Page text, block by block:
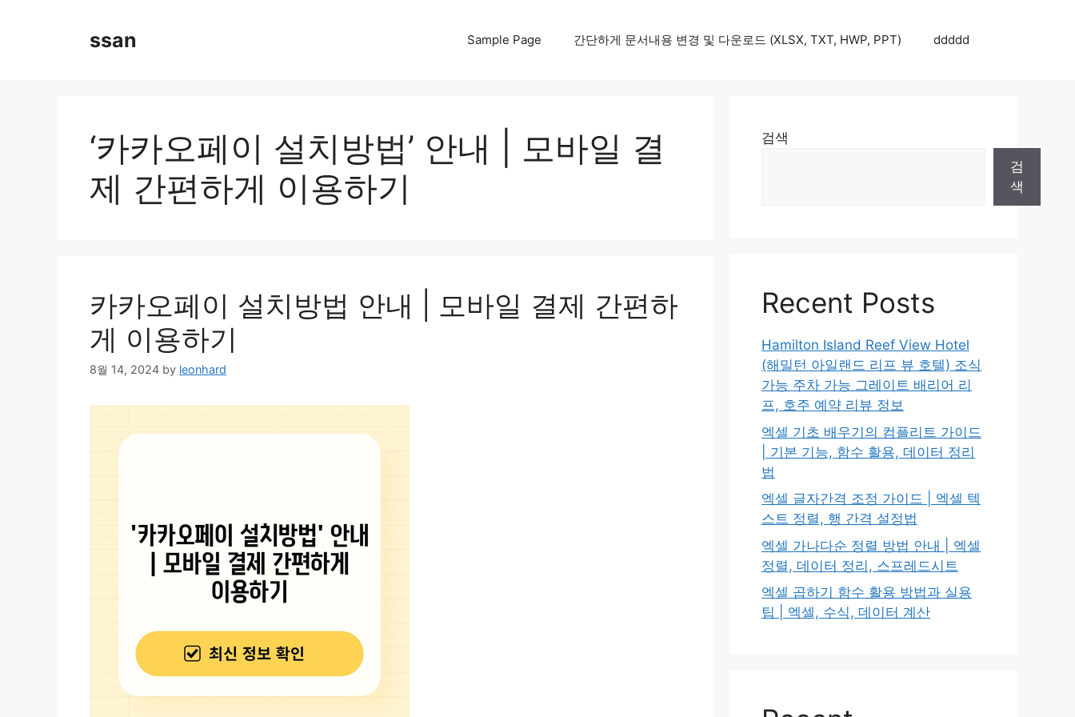
ssan Sample Page 간단하게 문서내용 변경 및 다운로드 (XLSX, TXT, HWP, PPT) ddddd
‘카카오페이 설치방법’ 안내 | 모바일 결
제 간편하게 이용하기
카카오페이 설치방법 안내 | 모바일 결제 간편하
게 이용하기
8월 14, 2024 by leonhard
검색
검
색
Recent Posts
Hamilton Island Reef View Hotel
(해밀턴 아일랜드 리프 뷰 호텔) 조식
가능 주차 가능 그레이트 배리어 리
프, 호주 예약 리뷰 정보
엑셀 기초 배우기의 컴플리트 가이드
| 기본 기능, 함수 활용, 데이터 정리
법
엑셀 글자간격 조정 가이드 | 엑셀 텍
스트 정렬, 행 간격 설정법
엑셀 가나다순 정렬 방법 안내 | 엑셀
정렬, 데이터 정리, 스프레드시트
엑셀 곱하기 함수 활용 방법과 실용
팁 | 엑셀, 수식, 데이터 계산